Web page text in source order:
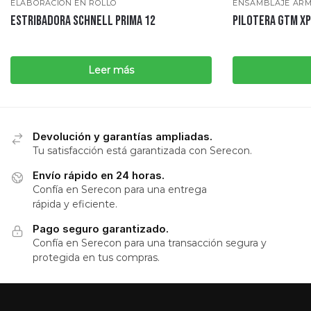
ELABORACIÓN EN ROLLO
ESTRIBADORA SCHNELL PRIMA 12
Leer más
ENSAMBLAJE
PILOTERA GTM
Devolución y garantías ampliadas.
Tu satisfacción está garantizada con Serecon.
Envío rápido en 24 horas.
Confía en Serecon para una entrega
rápida y eficiente.
Pago seguro garantizado.
Confía en Serecon para una transacción segura y
protegida en tus compras.